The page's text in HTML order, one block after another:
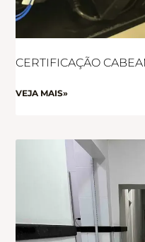
CERTIFICAÇÃO
VEJA MAIS»